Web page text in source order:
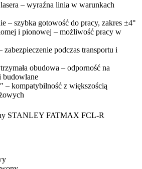
– wyraźna linia w warunkach
– szybka gotowość do pracy, zakres ±4°
i pionowej – możliwość pracy w
zabezpieczenie podczas transportu i
obudowa – odporność na
budowlane
– kompatybilność z większością
STANLEY FATMAX FCL-R